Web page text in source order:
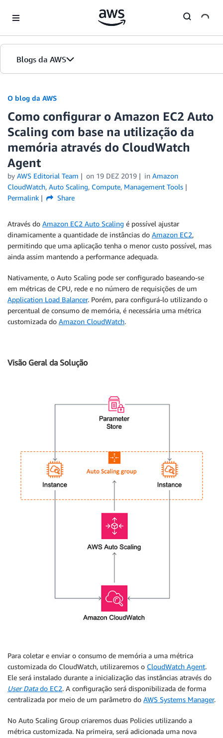
Blogs da AWS
Página inicial
Edições
O blog da AWS
Como configurar o Amazon EC2 Auto
Scaling com base na utilização da
memória através do CloudWatch
Agent
by AWS Editorial Team on 19 DEZ 2019 in Amazon
CloudWatch, Auto Scaling, Compute, Management Tools
Permalink
Share
Através do Amazon EC2 Auto Scaling é possível ajustar
dinamicamente a quantidade de instâncias do Amazon EC2,
permitindo que uma aplicação tenha o menor custo possível, mas
ainda assim mantendo a performance adequada.
Nativamente, o Auto Scaling pode ser configurado baseando-se
em métricas de CPU, rede e no número de requisições de um
Application Load Balancer. Porém, para configurá-lo utilizando o
percentual de consumo de memória, é necessária uma métrica
customizada do Amazon CloudWatch.
Visão Geral da Solução
Para coletar e enviar o consumo de memória a uma métrica
customizada do CloudWatch, utilizaremos o CloudWatch Agent.
Ele será instalado durante a inicialização das instâncias através do
User Datado EC2. A configuração será disponibilizada de forma
centralizada por meio de um parâmetro do AWS Systems Manager.
No Auto Scaling Group criaremos duas Policies utilizando a
métrica customizada. Na primeira, será adicionada uma nova